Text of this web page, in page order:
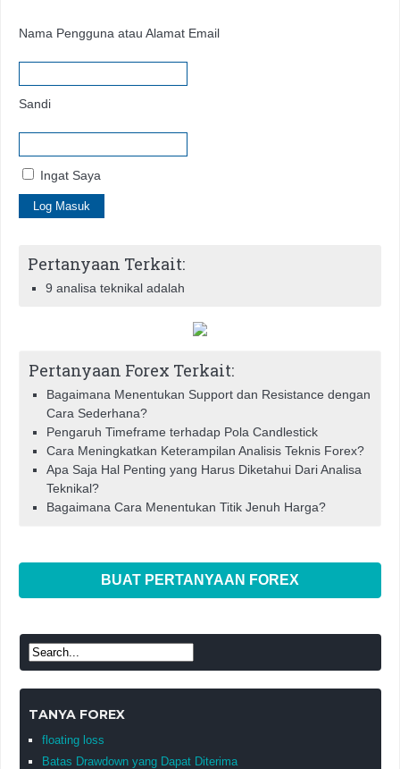
Nama Pengguna atau Alamat Email
Sandi
Ingat Saya
Pertanyaan Terkait:
9 analisa teknikal adalah
Pertanyaan Forex Terkait:
Bagaimana Menentukan Support dan Resistance dengan
Cara Sederhana?
Pengaruh Timeframe terhadap Pola Candlestick
Cara Meningkatkan Keterampilan Analisis Teknis Forex?
Apa Saja Hal Penting yang Harus Diketahui Dari Analisa
Teknikal?
Bagaimana Cara Menentukan Titik Jenuh Harga?
BUAT PERTANYAAN FOREX
TANYA FOREX
floating loss
Batas Drawdown yang Dapat Diterima